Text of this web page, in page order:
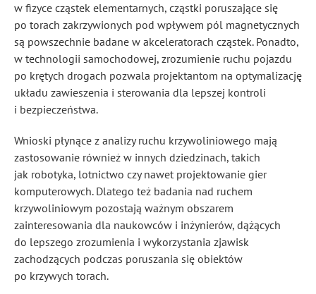
w fizyce cząstek elementarnych, cząstki poruszające się
po torach zakrzywionych pod wpływem pól magnetycznych
są powszechnie badane w akceleratorach cząstek. Ponadto,
w technologii samochodowej, zrozumienie ruchu pojazdu
po krętych drogach pozwala projektantom na optymalizację
układu zawieszenia i sterowania dla lepszej kontroli
i bezpieczeństwa.
Wnioski płynące z analizy ruchu krzywoliniowego mają
zastosowanie również w innych dziedzinach, takich
jak robotyka, lotnictwo czy nawet projektowanie gier
komputerowych. Dlatego też badania nad ruchem
krzywoliniowym pozostają ważnym obszarem
zainteresowania dla naukowców i inżynierów, dążących
do lepszego zrozumienia i wykorzystania zjawisk
zachodzących podczas poruszania się obiektów
po krzywych torach.